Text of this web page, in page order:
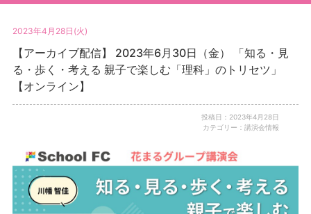
2023年4月28日(火)
【アーカイブ配信】 2023年6月30日（金） 「知る・見
る・歩く・考える 親子で楽しむ「理科」のトリセツ」
【オンライン】
投稿日：2023年4月28日
カテゴリー：講演会情報